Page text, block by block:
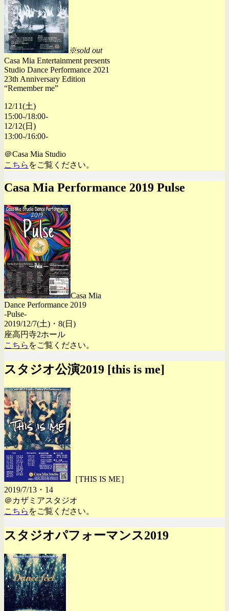
※sold out
Casa Mia Entertainment presents
Studio Dance Performance 2021
23th Anniversary Edition
“Remember me”
12/11(土)
15:00-/18:00-
12/12(日)
13:00-/16:00-
＠Casa Mia Studio
こちら をご覧ください。
Casa Mia Performance 2019 Pulse
Casa Mia
Dance Performance 2019
-Pulse-
2019/12/7(土)・8(日)
座高円寺2ホール
こちら をご覧ください。
スタジオ公演2019 [this is me]
［THIS IS ME］
2019/7/13・14
＠カザミアスタジオ
こちら をご覧ください。
スタジオパフォーマンス2019